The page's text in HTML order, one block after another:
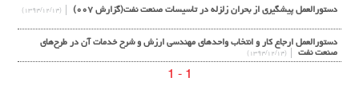
دستورالعمل پیشگیری از بحران زلزله در تاسیسات صنعت نفت(گزارش ۰۰۷) (۱۳۹۴/۱۲/۱۴)
دستورالعمل ارجاع کار و انتخاب واحدهای مهندسی ارزش و شرح خدمات آن در طرح‌های
صنعت نفت
(۱۳۹۴/۱۲/۱۴)
1 - 1